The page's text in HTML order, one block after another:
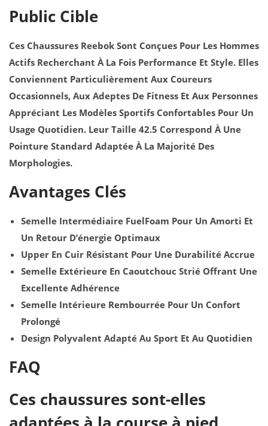
N
I
R
G
R
I
S
Public Cible
Ces Chaussures Reebok Sont Conçues Pour Les Hommes
Actifs Recherchant À La Fois Performance Et Style. Elles
Conviennent Particulièrement Aux Coureurs
Occasionnels, Aux Adeptes De Fitness Et Aux Personnes
Appréciant Les Modèles Sportifs Confortables Pour Un
Usage Quotidien. Leur Taille 42.5 Correspond À Une
Pointure Standard Adaptée À La Majorité Des
Morphologies.
Avantages Clés
Semelle Intermédiaire FuelFoam Pour Un Amorti Et
Un Retour D’énergie Optimaux
Upper En Cuir Résistant Pour Une Durabilité Accrue
Semelle Extérieure En Caoutchouc Strié Offrant Une
Excellente Adhérence
Semelle Intérieure Rembourrée Pour Un Confort
Prolongé
Design Polyvalent Adapté Au Sport Et Au Quotidien
FAQ
Ces chaussures sont-elles